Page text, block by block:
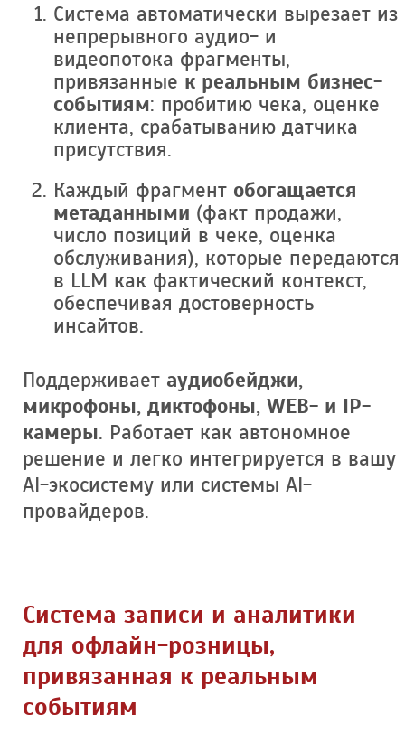
Система автоматически вырезает из
непрерывного аудио- и
видеопотока фрагменты,
привязанные к реальным бизнес-
событиям: пробитию чека, оценке
клиента, срабатыванию датчика
присутствия.
Каждый фрагмент обогащается
метаданными (факт продажи,
число позиций в чеке, оценка
обслуживания), которые передаются
в LLM как фактический контекст,
обеспечивая достоверность
инсайтов.
Поддерживает аудиобейджи,
микрофоны, диктофоны, WEB- и IP-
камеры. Работает как автономное
решение и легко интегрируется в вашу
AI-экосистему или системы AI-
провайдеров.
Система записи и аналитики
для офлайн-розницы,
привязанная к реальным
событиям